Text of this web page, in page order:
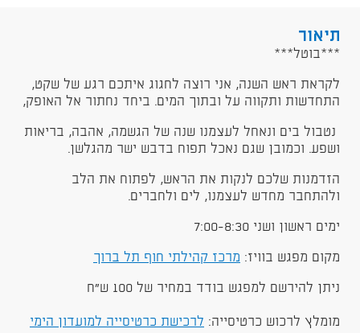
תיאור
***בוטל***
לקראת ראש השנה, אני רוצה לחגוג איתכם רגע של שקט,
התחדשות ותקווה על ובתוך המים. ביחד נחתור אל האופק,
נטבול בים ונאחל לעצמנו שנה של הגשמה, אהבה, בריאות
ושפע. וכמובן שגם נאכל תפוח בדבש ישר מהגלשן.
הזדמנות שלכם לנקות את הראש, לפתוח את הלב
ולהתחבר מחדש לעצמנו, לים ולחברים.
ימים ראשון ושני 7:00-8:30
מקום מפגש בוויז: מרכז קהילתי חוף תל ברוך
ניתן להירשם למפגש בודד במחיר של 100 ש"ח
מומלץ לרכוש כרטיסייה: לרכישת כרטיסייה למועדון הימי